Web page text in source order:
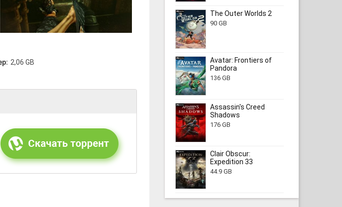
2,06 GB
The Outer Worlds 2
90 GB
Avatar: Frontiers of
Pandora
136 GB
Assassin's Creed
Shadows
176 GB
Clair Obscur:
Expedition 33
44.9 GB